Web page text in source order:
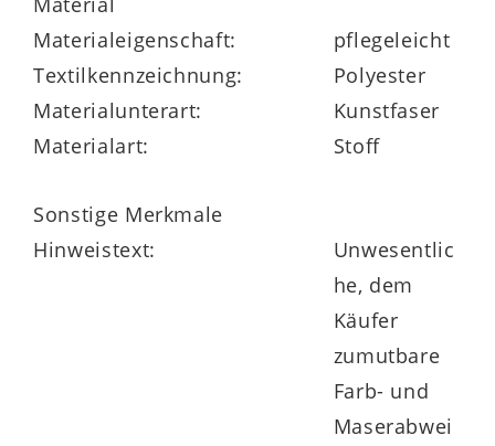
Materialeigenschaft:
pflegeleicht
Textilkennzeichnung:
Polyester
Materialunterart:
Kunstfaser
Materialart:
Stoff
Sonstige Merkmale
Hinweistext:
Unwesentlic
he, dem
Käufer
zumutbare
Farb- und
Maserabwei